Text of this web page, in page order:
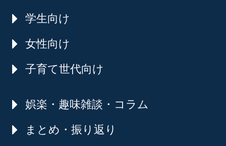
学生向け
女性向け
子育て世代向け
娯楽・趣味雑談・コラム
まとめ・振り返り